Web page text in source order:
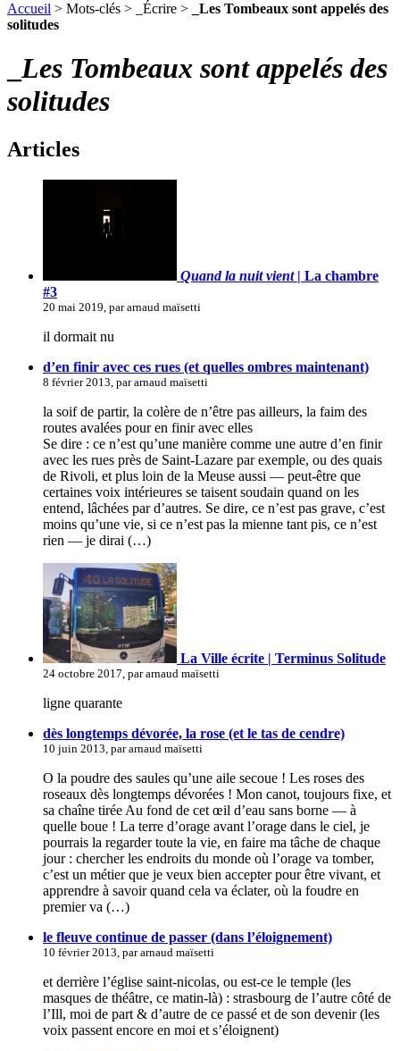
Accueil > Mots-clés > _Écrire >
_Les Tombeaux sont appelés des
solitudes
_Les Tombeaux sont appelés des
solitudes
Articles
Quand la nuit vient| La chambre
#3
20 mai 2019, par arnaud maïsetti
il dormait nu
d’en finir avec ces rues (et quelles ombres maintenant)
8 février 2013, par arnaud maïsetti
la soif de partir, la colère de n’être pas ailleurs, la faim des
routes avalées pour en finir avec elles
Se dire : ce n’est qu’une manière comme une autre d’en finir
avec les rues près de Saint-Lazare par exemple, ou des quais
de Rivoli, et plus loin de la Meuse aussi — peut-être que
certaines voix intérieures se taisent soudain quand on les
entend, lâchées par d’autres. Se dire, ce n’est pas grave, c’est
moins qu’une vie, si ce n’est pas la mienne tant pis, ce n’est
rien — je dirai (…)
La Ville écrite | Terminus Solitude
24 octobre 2017, par arnaud maïsetti
ligne quarante
dès longtemps dévorée, la rose (et le tas de cendre)
10 juin 2013, par arnaud maïsetti
O la poudre des saules qu’une aile secoue ! Les roses des
roseaux dès longtemps dévorées ! Mon canot, toujours fixe, et
sa chaîne tirée Au fond de cet œil d’eau sans borne — à
quelle boue ! La terre d’orage avant l’orage dans le ciel, je
pourrais la regarder toute la vie, en faire ma tâche de chaque
jour : chercher les endroits du monde où l’orage va tomber,
c’est un métier que je veux bien accepter pour être vivant, et
apprendre à savoir quand cela va éclater, où la foudre en
premier va (…)
le fleuve continue de passer (dans l’éloignement)
10 février 2013, par arnaud maïsetti
et derrière l’église saint-nicolas, ou est-ce le temple (les
masques de théâtre, ce matin-là) : strasbourg de l’autre côté de
l’Ill, moi de part & d’autre de ce passé et de son devenir (les
voix passent encore en moi et s’éloignent)